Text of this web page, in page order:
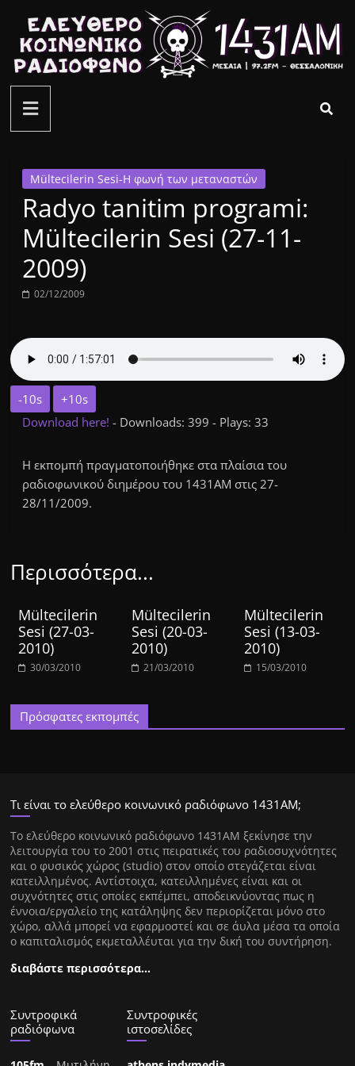
περιεχόμενο
ελεύθερο
κοινωνικό
ραδιόφωνο
1431AM
Mültecilerin Sesi-Η φωνή των μεταναστών
Radyo tanitim programi:
Mültecilerin Sesi (27-11-
2009)
02/12/2009
-10s
+10s
Download here!- Downloads: 399 - Plays: 33
Η εκπομπή πραγματοποιήθηκε στα πλαίσια του
ραδιοφωνικού διημέρου του 1431ΑΜ στις 27-
28/11/2009.
Περισσότερα...
Mültecilerin
Sesi (27-03-
2010)
30/03/2010
Mültecilerin
Sesi (20-03-
2010)
21/03/2010
Mültecilerin
Sesi (13-03-
2010)
15/03/2010
Πρόσφατες εκπομπές
Τι είναι το ελεύθερο κοινωνικό ραδιόφωνο 1431ΑΜ;
Tο ελεύθερο κοινωνικό ραδιόφωνο 1431AM ξεκίνησε την
λειτουργία του το 2001 στις πειρατικές του ραδιοσυχνότητες
και ο φυσικός χώρος (studio) στον οποίο στεγάζεται είναι
κατειλλημένος. Αντίστοιχα, κατειλλημένες είναι και οι
συχνότητες στις οποίες εκπέμπει, αποδεικνύοντας πως η
έννοια/εργαλείο της κατάληψης δεν περιορίζεται μόνο στο
χώρο, αλλά μπορεί να εφαρμοστεί και σε άυλα μέσα τα οποία
ο καπιταλισμός εκμεταλλέυται για την δική του συντήρηση.
διαβάστε περισσότερα…
Συντροφικά
ραδιόφωνα
Συντροφικές
ιστοσελίδες